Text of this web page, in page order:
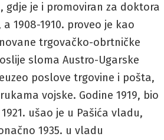
gdje je i promoviran za doktora
1908-1910. proveo je kao
trgovačko-obrtničke
sloma Austro-Ugarske
poslove trgovine i pošta,
vojske. Godine 1919, bio
ušao je u Pašića vladu,
1935. u vladu